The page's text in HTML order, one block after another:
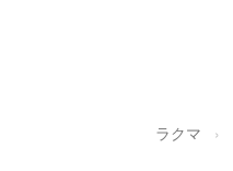
ラクマ